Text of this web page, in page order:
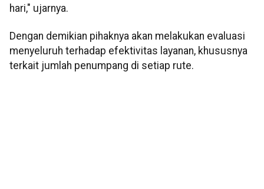
hari," ujarnya.
Dengan demikian pihaknya akan melakukan evaluasi
menyeluruh terhadap efektivitas layanan, khususnya
terkait jumlah penumpang di setiap rute.